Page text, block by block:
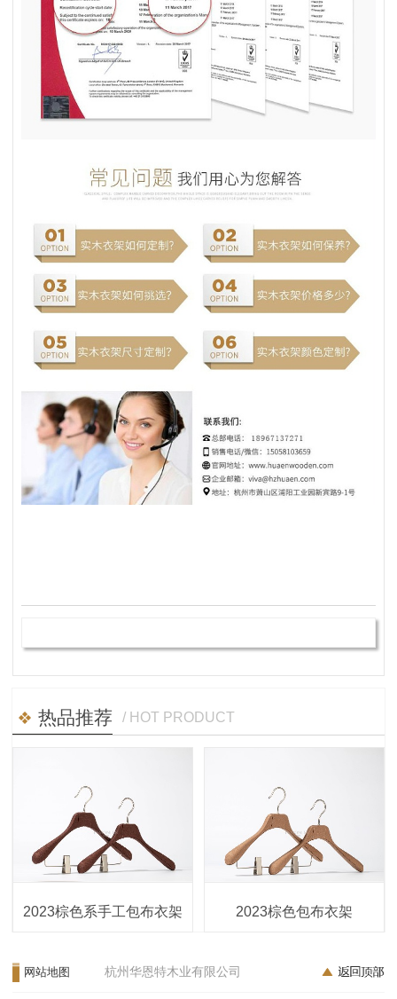
热品推荐 / HOT PRODUCT
2023棕色系手工包布衣架 2023棕色包布衣架
网站地图 杭州华恩特木业有限公司